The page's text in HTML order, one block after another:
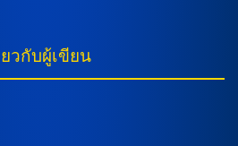
อลระหว่างทีมไบรท์ตันกับฟูแล่มเป็นก
ารฟุตบอล […]
ขันระหว่างทั้งสองทีมในปีที่ผ่านมา
ารชนะเกมสำคัญในหลายๆ เกม ซึ่ง
ง ใน 5 เกมล่าสุด ทีมนี้ชนะ 4 เกม มี
นเกมใดๆ สำหรับ Southampton
ยวกับผู้เขียน